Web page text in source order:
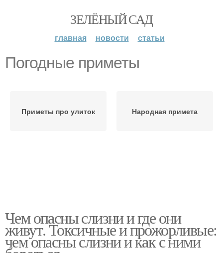
ЗЕЛЁНЫЙ САД
главная новости статьи
Погодные приметы
Приметы про улиток Народная примета
Чем опасны слизни и где они
живут. Токсичные и прожорливые:
чем опасны слизни и как с ними